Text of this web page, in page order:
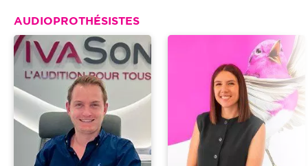
AUDIOPROTHÉSISTES